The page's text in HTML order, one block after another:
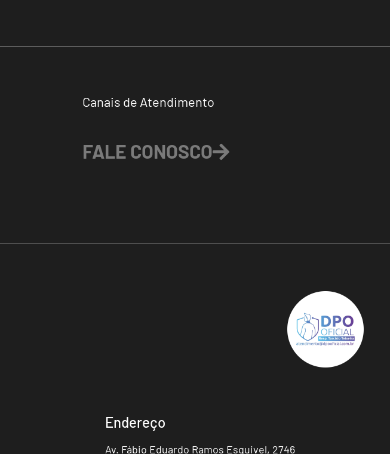
Canais de Atendimento
FALE CONOSCO
Endereço
Av. Fábio Eduardo Ramos Esquivel, 2746